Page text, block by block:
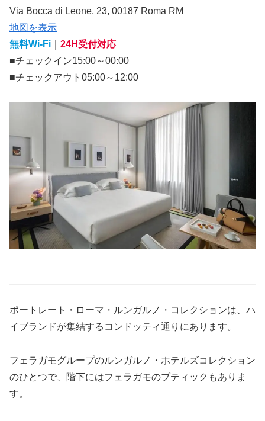
Via Bocca di Leone, 23, 00187 Roma RM
地図を表示
無料Wi-Fi
24H受付対応
■チェックイン15:00～00:00
■チェックアウト05:00～12:00
ポートレート・ローマ・ルンガルノ・コレクションは、ハ
イブランドが集結するコンドッティ通りにあります。
フェラガモグループのルンガルノ・ホテルズコレクション
のひとつで、階下にはフェラガモのブティックもありま
す。